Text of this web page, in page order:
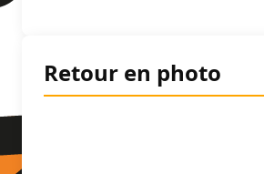
Retour en photo